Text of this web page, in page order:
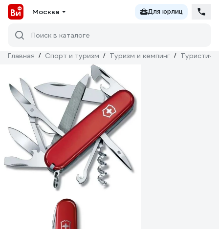
Москва Для юрлиц
Поиск в каталоге
Главная / Спорт и туризм / Туризм и кемпинг /